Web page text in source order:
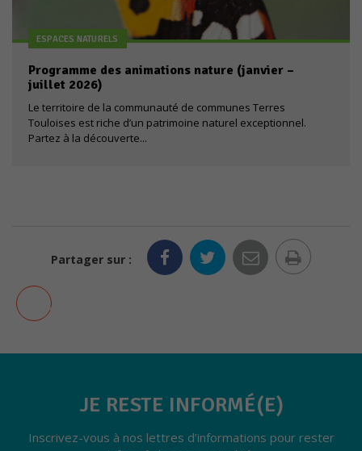
ESPACES NATURELS
Programme des animations nature (janvier –
juillet 2026)
Le territoire de la communauté de communes Terres
Touloises est riche d’un patrimoine naturel exceptionnel.
Partez à la découverte...
Partager sur :
AJOUTER AUX FAVORIS
JE RESTE INFORMÉ(E)
Inscrivez-vous à nos lettres d’informations pour rester
bon
fonctionnement
du site.
site aux
de ses